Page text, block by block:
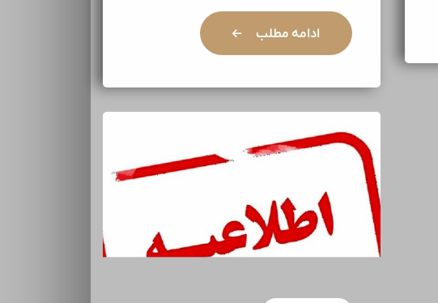
ادامه مطلب